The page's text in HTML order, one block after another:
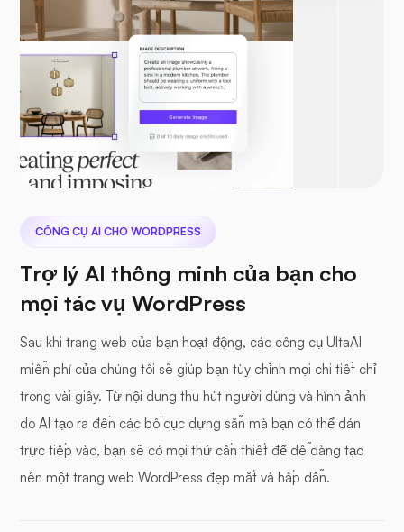
CÔNG CỤ AI CHO WORDPRESS
Trợ lý AI thông minh của bạn cho
mọi tác vụ WordPress
Sau khi trang web của bạn hoạt động, các công cụ UltaAI
miễn phí của chúng tôi sẽ giúp bạn tùy chỉnh mọi chi tiết chỉ
trong vài giây. Từ nội dung thu hút người dùng và hình ảnh
do AI tạo ra đến các bố cục dựng sẵn mà bạn có thể dán
trực tiếp vào, bạn sẽ có mọi thứ cần thiết để dễ dàng tạo
nên một trang web WordPress đẹp mắt và hấp dẫn.